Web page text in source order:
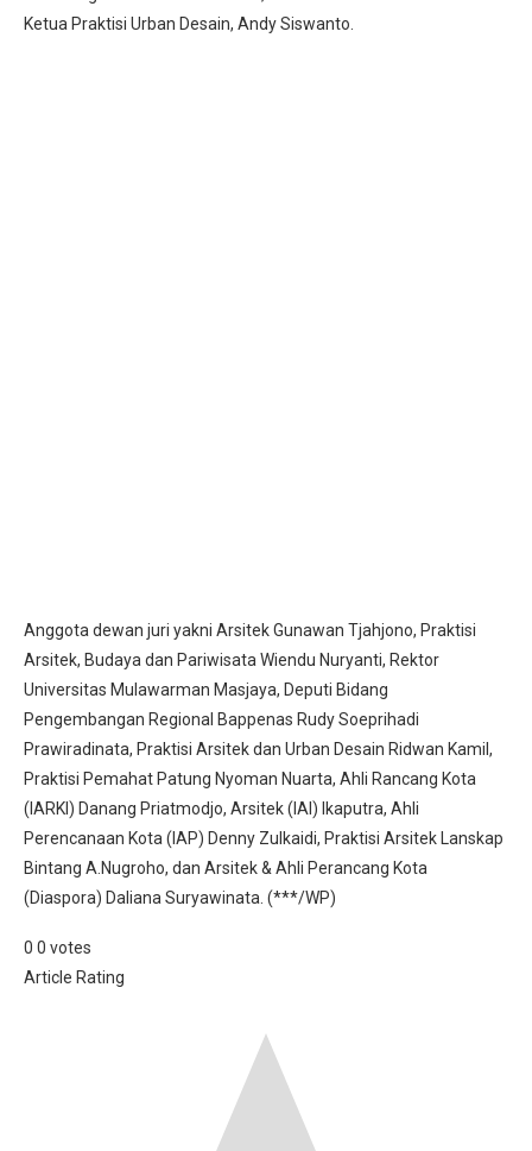
Ketua Praktisi Urban Desain, Andy Siswanto.
Anggota dewan juri yakni Arsitek Gunawan Tjahjono, Praktisi
Arsitek, Budaya dan Pariwisata Wiendu Nuryanti, Rektor
Universitas Mulawarman Masjaya, Deputi Bidang
Pengembangan Regional Bappenas Rudy Soeprihadi
Prawiradinata, Praktisi Arsitek dan Urban Desain Ridwan Kamil,
Praktisi Pemahat Patung Nyoman Nuarta, Ahli Rancang Kota
(IARKI) Danang Priatmodjo, Arsitek (IAI) Ikaputra, Ahli
Perencanaan Kota (IAP) Denny Zulkaidi, Praktisi Arsitek Lanskap
Bintang A.Nugroho, dan Arsitek & Ahli Perancang Kota
(Diaspora) Daliana Suryawinata. (***/WP)
0 0 votes
Article Rating